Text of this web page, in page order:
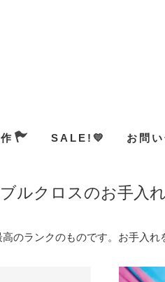
SALE!💛 お問
ルクロスのお手入
のランクのものです。お手入れ